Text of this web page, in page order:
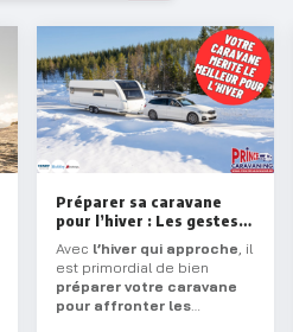
Préparer sa caravane
pour l’hiver : Les gestes
Avec l’hiver qui approche , il
est primordial de bien
préparer votre caravane
pour affronter les